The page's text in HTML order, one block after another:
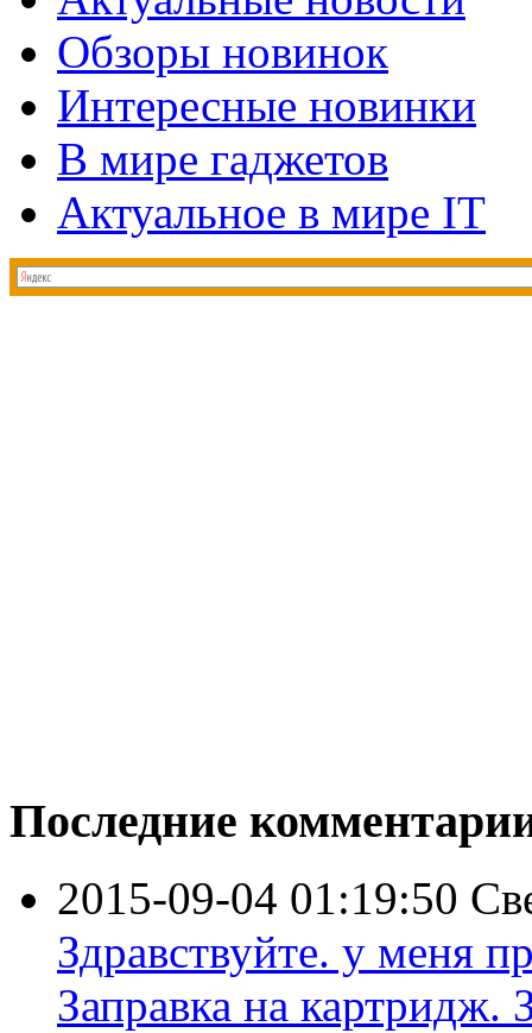
Обзоры новинок
Интересные новинки
В мире гаджетов
Актуальное в мире IT
Последние
2015-09-04 01:19:50
Здравствуйте. у меня
Заправка на картридж.